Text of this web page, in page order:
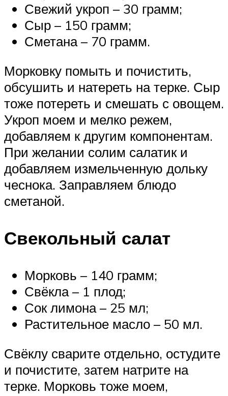
Свежий укроп – 30 грамм;
Сыр – 150 грамм;
Сметана – 70 грамм.
Морковку помыть и почистить,
обсушить и натереть на терке. Сыр
тоже потереть и смешать с овощем.
Укроп моем и мелко режем,
добавляем к другим компонентам.
При желании солим салатик и
добавляем измельченную дольку
чеснока. Заправляем блюдо
сметаной.
Свекольный салат
Морковь – 140 грамм;
Свёкла – 1 плод;
Сок лимона – 25 мл;
Растительное масло – 50 мл.
Свёклу сварите отдельно, остудите
и почистите, затем натрите на
терке. Морковь тоже моем,